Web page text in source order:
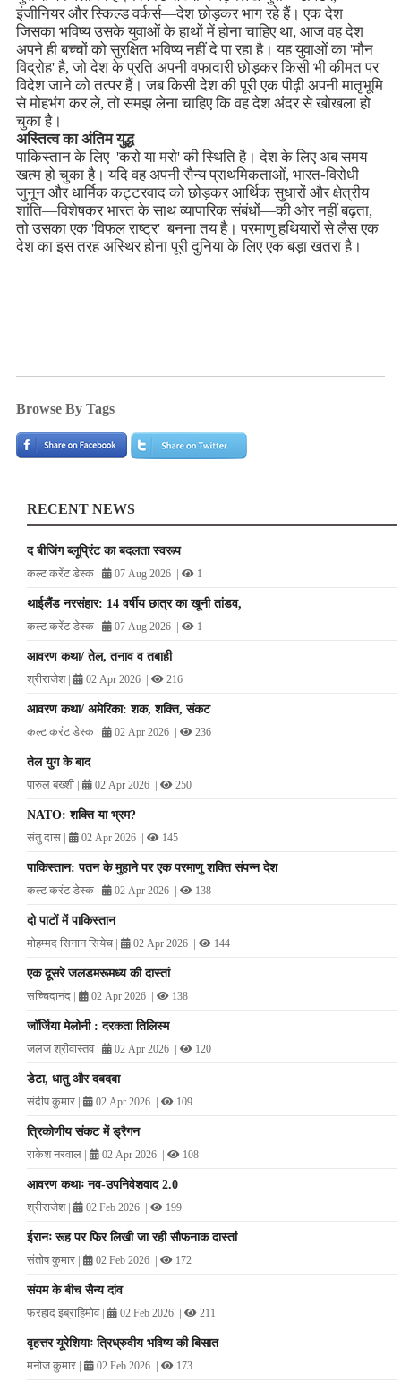
इंजीनियर और स्किल्ड वर्कर्स—देश छोड़कर भाग रहे हैं। एक देश
जिसका भविष्य उसके युवाओं के हाथों में होना चाहिए था, आज वह देश
अपने ही बच्चों को सुरक्षित भविष्य नहीं दे पा रहा है। यह युवाओं का 'मौन
विद्रोह' है, जो देश के प्रति अपनी वफादारी छोड़कर किसी भी कीमत पर
विदेश जाने को तत्पर हैं। जब किसी देश की पूरी एक पीढ़ी अपनी मातृभूमि
से मोहभंग कर ले, तो समझ लेना चाहिए कि वह देश अंदर से खोखला हो
चुका है।
अस्तित्व का अंतिम युद्ध
पाकिस्तान के लिए 'करो या मरो' की स्थिति है। देश के लिए अब समय
खत्म हो चुका है। यदि वह अपनी सैन्य प्राथमिकताओं, भारत-विरोधी
जुनून और धार्मिक कट्टरवाद को छोड़कर आर्थिक सुधारों और क्षेत्रीय
शांति—विशेषकर भारत के साथ व्यापारिक संबंधों—की ओर नहीं बढ़ता,
तो उसका एक 'विफल राष्ट्र' बनना तय है। परमाणु हथियारों से लैस एक
देश का इस तरह अस्थिर होना पूरी दुनिया के लिए एक बड़ा खतरा है।
Browse By Tags
RECENT NEWS
द बीजिंग ब्लूप्रिंट का बदलता स्वरूप
कल्ट करेंट डेस्क| 07 Aug 2026| 1
थाईलैंड नरसंहार: 14 वर्षीय छात्र का खूनी तांडव,
कल्ट करेंट डेस्क| 07 Aug 2026| 1
आवरण कथा/ तेल, तनाव व तबाही
श्रीराजेश| 02 Apr 2026| 216
आवरण कथा/ अमेरिका: शक, शक्ति, संकट
कल्ट करंट डेस्क| 02 Apr 2026| 236
तेल युग के बाद
पारुल बख्शी| 02 Apr 2026| 250
NATO: शक्ति या भ्रम?
संतु दास| 02 Apr 2026| 145
पाकिस्तान: पतन के मुहाने पर एक परमाणु शक्ति संपन्न देश
कल्ट करंट डेस्क| 02 Apr 2026| 138
दो पाटों में पाकिस्तान
मोहम्मद सिनान सियेच| 02 Apr 2026| 144
एक दूसरे जलडमरूमध्य की दास्तां
सच्चिदानंद| 02 Apr 2026| 138
जॉर्जिया मेलोनी : दरकता तिलिस्म
जलज श्रीवास्तव| 02 Apr 2026| 120
डेटा, धातु और दबदबा
संदीप कुमार| 02 Apr 2026| 109
त्रिकोणीय संकट में ड्रैगन
राकेश नरवाल| 02 Apr 2026| 108
आवरण कथाः नव-उपनिवेशवाद 2.0
श्रीराजेश| 02 Feb 2026| 199
ईरानः रूह पर फिर लिखी जा रही सौफनाक दास्तां
संतोष कुमार| 02 Feb 2026| 172
संयम के बीच सैन्य दांव
फरहाद इब्राहिमोव| 02 Feb 2026| 211
वृहत्तर यूरेशियाः त्रिध्रुवीय भविष्य की बिसात
मनोज कुमार| 02 Feb 2026| 173